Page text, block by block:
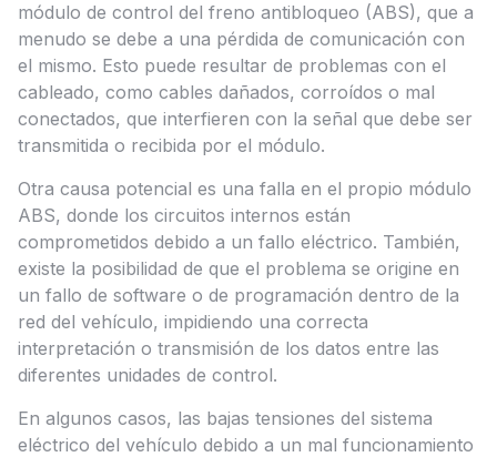
módulo de control del freno antibloqueo (ABS), que a
menudo se debe a una pérdida de comunicación con
el mismo. Esto puede resultar de problemas con el
cableado, como cables dañados, corroídos o mal
conectados, que interfieren con la señal que debe ser
transmitida o recibida por el módulo.
Otra causa potencial es una falla en el propio módulo
ABS, donde los circuitos internos están
comprometidos debido a un fallo eléctrico. También,
existe la posibilidad de que el problema se origine en
un fallo de software o de programación dentro de la
red del vehículo, impidiendo una correcta
interpretación o transmisión de los datos entre las
diferentes unidades de control.
En algunos casos, las bajas tensiones del sistema
eléctrico del vehículo debido a un mal funcionamiento